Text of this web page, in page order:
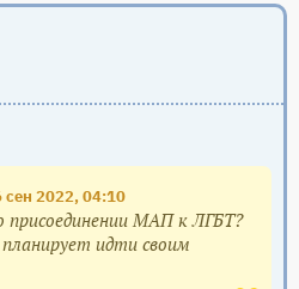
сен 2022, 04:10
присоединении МАП к ЛГБТ?
идти своим